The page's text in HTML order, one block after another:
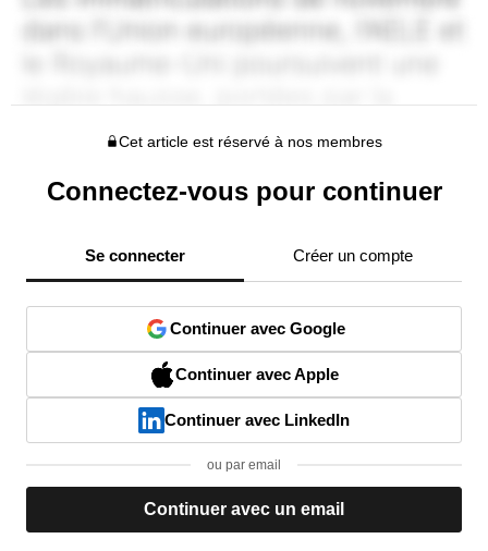
Cet article est réservé à nos membres
Connectez-vous pour continuer
Se connecter Créer un compte
Continuer avec Google
Continuer avec Apple
Continuer avec LinkedIn
ou par email
Continuer avec un email